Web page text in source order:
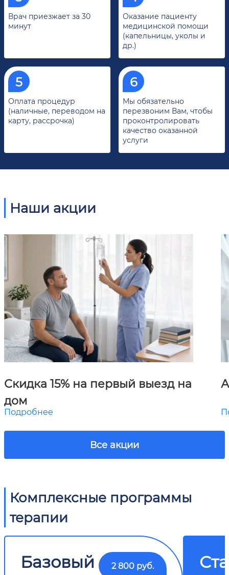
Врач приезжает за 30
минут
Оказание пациенту
медицинской помощи
(капельницы, уколы и
др.)
Оплата процедур
(наличные, переводом на
карту, рассрочка)
Мы обязательно
перезвоним Вам, чтобы
проконтролировать
качество оказанной
услуги
Наши акции
Скидка 15% на первый выезд на
дом
Подробнее
Все акции
Комплексные программы
терапии
Базовый 2 800 руб.